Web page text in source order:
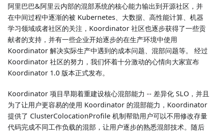
阿里巴巴&阿里云内部的混部系统的核心能力输出到开源社区，并
在中间过程中逐渐的被 Kubernetes、大数据、高性能计算、机器
学习领域或者社区的关注，Koordinator 社区也逐步获得了一些贡
献者的支持，并有一些企业开始逐步的在生产环境中使用
Koordinator 解决实际生产中遇到的成本问题、混部问题等。 经过
Koordinator 社区的努力，我们怀着十分激动的心情向大家宣布
Koordinator 1.0 版本正式发布。
Koordinator 项目早期着重建设核心混部能力 -- 差异化 SLO，并且
为了让用户更容易的使用 Koordinator 的混部能力，Koordinator
提供了 ClusterColocationProfile 机制帮助用户可以不用修改存量
代码完成不同工作负载的混部，让用户逐步的熟悉混部技术。随后